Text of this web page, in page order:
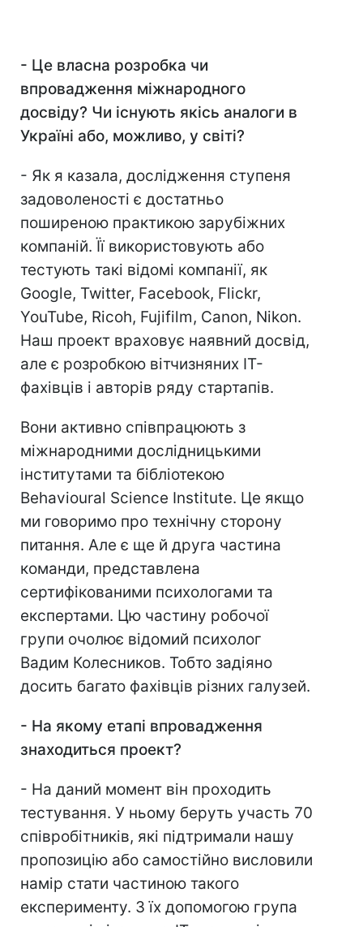
- Це власна розробка чи
впровадження міжнародного
досвіду? Чи існують якісь аналоги в
Україні або, можливо, у світі?
- Як я казала, дослідження ступеня
задоволеності є достатньо
поширеною практикою зарубіжних
компаній. Її використовують або
тестують такі відомі компанії, як
Google, Twitter, Facebook, Flickr,
YouTube, Ricoh, Fujifilm, Canon, Nikon.
Наш проект враховує наявний досвід,
але є розробкою вітчизняних IT-
фахівців і авторів ряду стартапів.
Вони активно співпрацюють з
міжнародними дослідницькими
інститутами та бібліотекою
Behavioural Science Institute. Це якщо
ми говоримо про технічну сторону
питання. Але є ще й друга частина
команди, представлена
сертифікованими психологами та
експертами. Цю частину робочої
групи очолює відомий психолог
Вадим Колесников. Тобто задіяно
досить багато фахівців різних галузей.
- На якому етапі впровадження
знаходиться проект?
- На даний момент він проходить
тестування. У ньому беруть участь 70
співробітників, які підтримали нашу
пропозицію або самостійно висловили
намір стати частиною такого
експерименту. З їх допомогою група